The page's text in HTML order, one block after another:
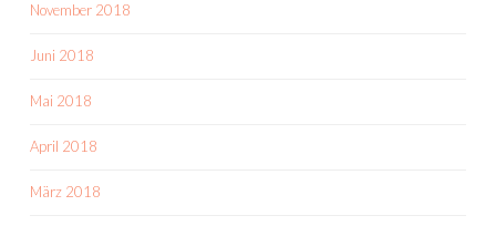
November 2018
Juni 2018
Mai 2018
April 2018
März 2018